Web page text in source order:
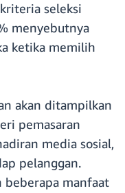
seleksi
menyebutnya
ketika memilih
akan ditampilkan
pemasaran
media sosial,
pelanggan.
beberapa manfaat